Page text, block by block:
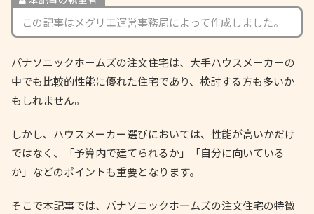
この記事はメグリエ運営事務局によって作成しました。
パナソニックホームズの注文住宅は、大手ハウスメーカーの
中でも比較的性能に優れた住宅であり、検討する方も多いか
もしれません。
しかし、ハウスメーカー選びにおいては、性能が高いかだけ
ではなく、「予算内で建てられるか」「自分に向いている
か」などのポイントも重要となります。
そこで本記事では、パナソニックホームズの注文住宅の特徴